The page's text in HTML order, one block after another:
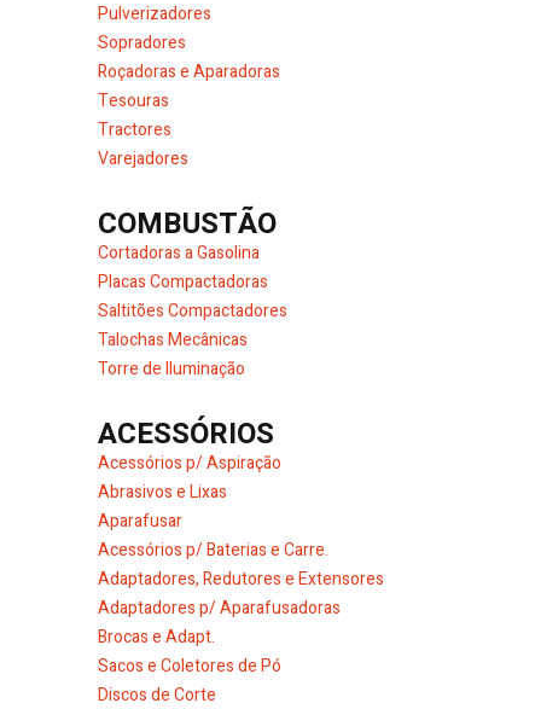
Pulverizadores
Sopradores
Roçadoras e Aparadoras
Tesouras
Tractores
Varejadores
COMBUSTÃO
Cortadoras a Gasolina
Placas Compactadoras
Saltitões Compactadores
Talochas Mecânicas
Torre de Iluminação
ACESSÓRIOS
Acessórios p/ Aspiração
Abrasivos e Lixas
Aparafusar
Acessórios p/ Baterias e Carre.
Adaptadores, Redutores e Extensores
Adaptadores p/ Aparafusadoras
Brocas e Adapt.
Sacos e Coletores de Pó
Discos de Corte